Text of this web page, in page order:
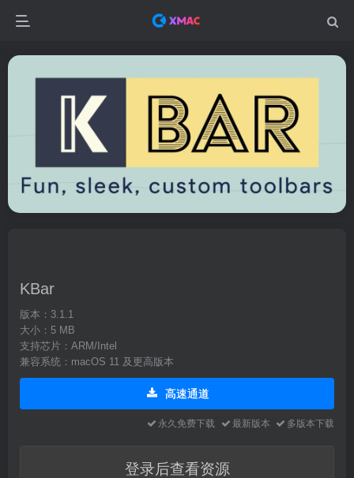
KBar
版本：3.1.1
大小：5 MB
支持芯片：ARM/Intel
兼容系统：macOS 11 及更高版本
高速通道
永久免费下载 最新版本 多版本下载
登录后查看资源